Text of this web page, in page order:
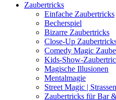
Zaubertricks
Einfache Zaubertricks
Becherspiel
Bizarre Zaubertricks
Close-Up
Comedy Magic
Kids-Show-
Magische Illusionen
Mentalmagie
Street Magic |
Zaubertricks für Bar